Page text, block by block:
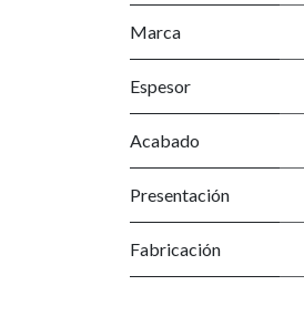
Marca
Espesor
Acabado
Presentación
Fabricación